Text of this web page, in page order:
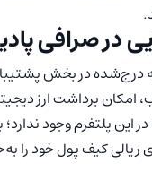
در صرافی
درج‌شده در بخش
برداشت ارز
این پلتفرم وجود ندارد؛
ریالی کیف پول خود را